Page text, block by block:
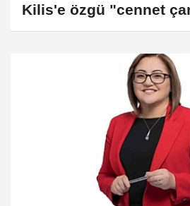
Kilis'e özgü "cennet